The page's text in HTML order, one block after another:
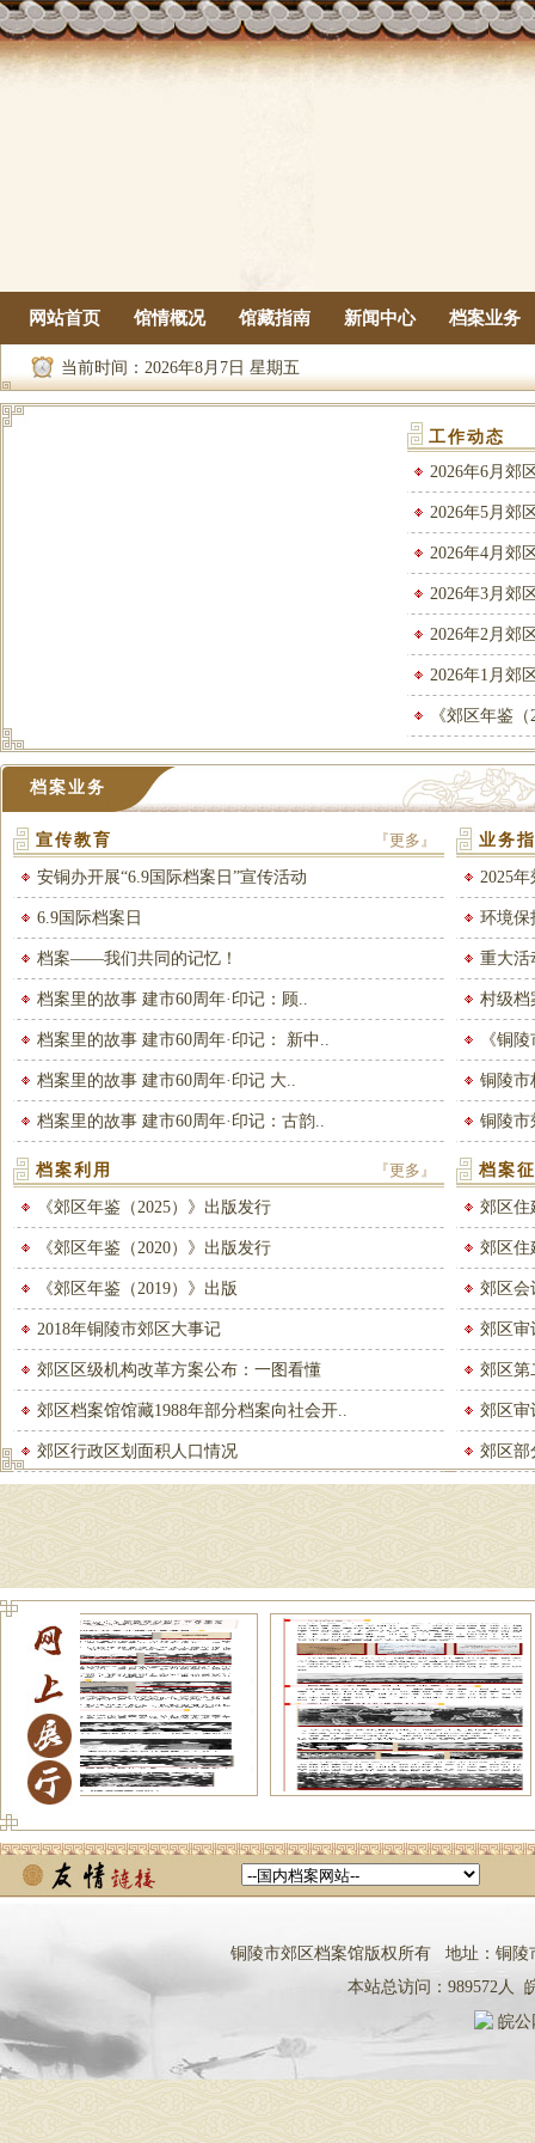
网站首页 馆情概况 馆藏指南 新闻中心 档案业务
当前时间： 2026年8月7日 星期五
工作动态
2026年6月郊
2026年5月郊
2026年4月郊
2026年3月郊
2026年2月郊
2026年1月郊
《郊区年鉴
档案业务
宣传教育 『更多』
安铜办开展“6.9国际档案日”宣传活动
6.9国际档案日
档案——我们共同的记忆！
档案里的故事 建市60周年·印记：顾..
档案里的故事 建市60周年·印记： 新中..
档案里的故事 建市60周年·印记 大..
档案里的故事 建市60周年·印记：古韵..
业务
2025
环境保
重大活
村级档
《铜
铜陵市
铜陵市
档案利用 『更多』
《郊区年鉴（2025）》出版发行
《郊区年鉴（2020）》出版发行
《郊区年鉴（2019）》出版
2018年铜陵市郊区大事记
郊区区级机构改革方案公布：一图看懂
郊区档案馆馆藏1988年部分档案向社会开..
郊区行政区划面积人口情况
档案
郊区住
郊区住
郊区会
郊区审
郊区第
郊区审
郊区部
铜陵市郊区档案馆版权所有 地址：铜陵
本站总访问： 989572人
皖公